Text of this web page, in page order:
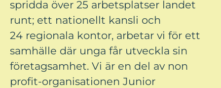
spridda över 25 arbetsplatser landet
runt; ett nationellt kansli och
24 regionala kontor, arbetar vi för ett
samhälle där unga får utveckla sin
företagsamhet. Vi är en del av non
profit-organisationen Junior